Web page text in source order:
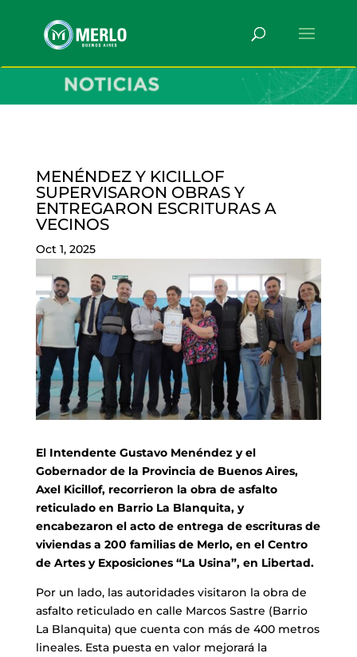
MENÉNDEZ Y KICILLOF
SUPERVISARON OBRAS Y
ENTREGARON ESCRITURAS A
VECINOS
Oct 1, 2025
El Intendente Gustavo Menéndez y el
Gobernador de la Provincia de Buenos Aires,
Axel Kicillof, recorrieron la obra de asfalto
reticulado en Barrio La Blanquita, y
encabezaron el acto de entrega de escrituras de
viviendas a 200 familias de Merlo, en el Centro
de Artes y Exposiciones “La Usina”, en Libertad.
Por un lado, las autoridades visitaron la obra de
asfalto reticulado en calle Marcos Sastre (Barrio
La Blanquita) que cuenta con más de 400 metros
lineales. Esta puesta en valor mejorará la